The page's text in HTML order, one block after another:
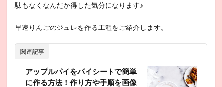
駄もなくなんだか得した気分になります♪
早速りんごのジュレを作る工程をご紹介します。
関連記事
アップルパイをパイシートで簡単
に作る方法！作り方や手順を画像